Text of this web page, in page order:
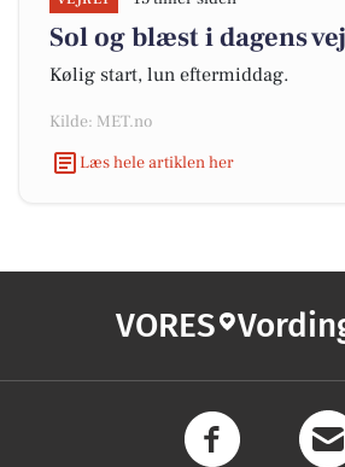
Sol og blæst i dagens
Kølig start, lun eftermiddag.
Kilde: MET.no
Læs hele artiklen her
VORES